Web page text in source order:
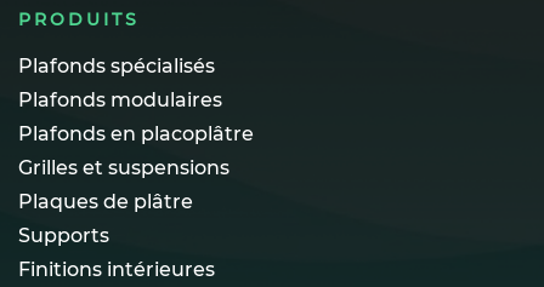
PRODUITS
Plafonds spécialisés
Plafonds modulaires
Plafonds en placoplâtre
Grilles et suspensions
Plaques de plâtre
Supports
Finitions intérieures